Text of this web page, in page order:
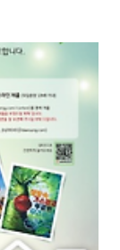
생필품 등 준비
체크하고 여
: 헤럴드경제